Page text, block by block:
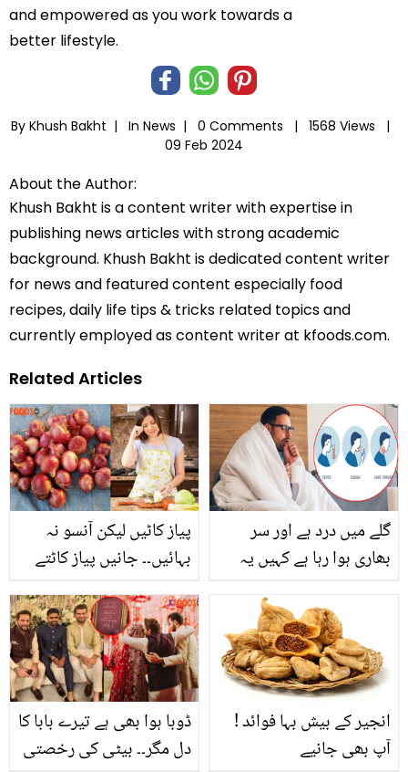
and empowered as you work towards a
better lifestyle.
By Khush Bakht | In News | 0 Comments |
1568 Views |
09 Feb 2024
About the Author:
Khush Bakht is a content writer with expertise in
publishing news articles with strong academic
background. Khush Bakht is dedicated content writer
for news and featured content especially food
recipes, daily life tips & tricks related topics and
currently employed as content writer at kfoods.com.
Related Articles
پیاز کاٹیں لیکن آنسو نہ
بہائیں۔۔ جانیں پیاز کاٹتے
بچانے کے 5 آزمودہ ٹپس
گلے میں درد ہے اور سر
بھاری ہوا رہا ہے کہیں یہ
تو نہیں۔۔۔ جانیں چند ایسے
طریقے جن سے آپ گھر
بیٹھے معلوم کر سکتے ہیں
کہ کہیں آپ کورونا کا شکار
تو نہیں ہو گئے
ڈوبا ہوا بھی ہے تیرے بابا کا
دل مگر۔۔ بیٹی کی رخصتی
انجیر کے بیش بہا فوائد !
آپ بھی جانیے